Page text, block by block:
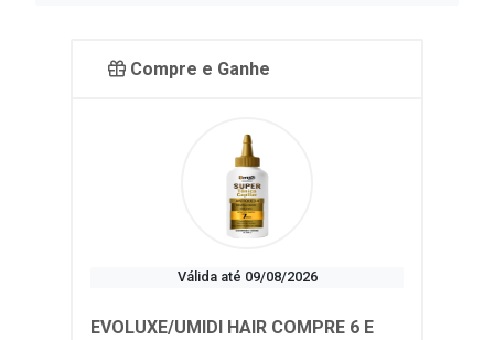
Compre e Ganhe
Válida até 09/08/2026
EVOLUXE/UMIDI HAIR COMPRE 6 E